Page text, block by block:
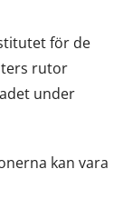
för de
rutor
under
kan vara